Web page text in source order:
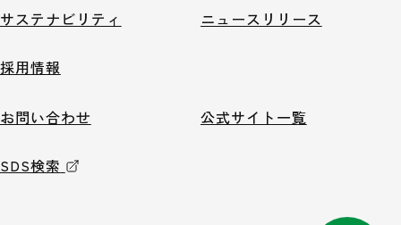
サステナビリティ ニュースリリース
採用情報
お問い合わせ 公式サイト一覧
SDS検索